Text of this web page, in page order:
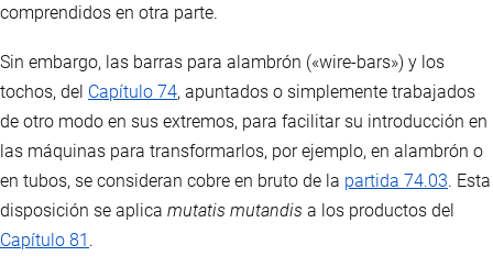
comprendidos en otra parte.
Sin embargo, las barras para alambrón («wire-bars») y los
tochos, del Capítulo 74, apuntados o simplemente trabajados
de otro modo en sus extremos, para facilitar su introducción en
las máquinas para transformarlos, por ejemplo, en alambrón o
en tubos, se consideran cobre en bruto de la partida 74.03. Esta
disposición se aplica mutatis mutandis a los productos del
Capítulo 81 .